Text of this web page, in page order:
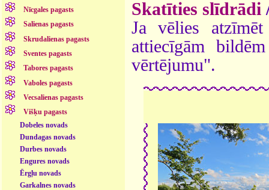
Nīcgales pagasts
Salienas pagasts
Skrudalienas pagasts
Sventes pagasts
Tabores pagasts
Vaboles pagasts
Vecsalienas pagasts
Višķu pagasts
Dobeles novads
Dundagas novads
Durbes novads
Engures novads
Ērgļu novads
Garkalnes novads
Skatīties slīdrādi
Ja vēlies
attiecīgām
vērtējumu".